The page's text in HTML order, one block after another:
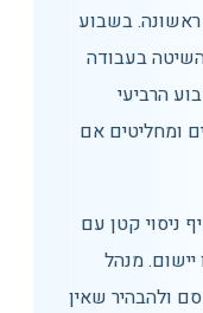
ראשונה. בשבוע
בעבודה
הרביעי
ומחליטים אם
ניסוי קטן עם
מנהל
ולהבהיר שאין